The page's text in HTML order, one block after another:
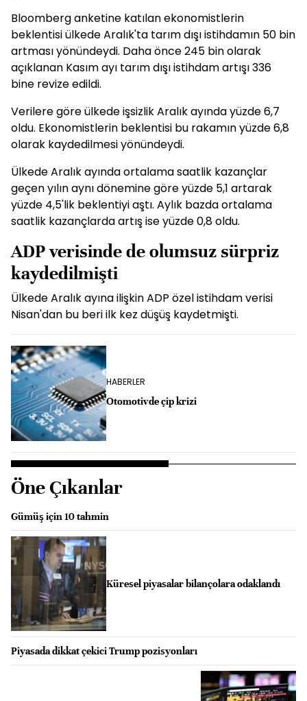
Bloomberg anketine katılan ekonomistlerin
beklentisi ülkede Aralık'ta tarım dışı istihdamın 50 bin
artması yönündeydi. Daha önce 245 bin olarak
açıklanan Kasım ayı tarım dışı istihdam artışı 336
bine revize edildi.
Verilere göre ülkede işsizlik Aralık ayında yüzde 6,7
oldu. Ekonomistlerin beklentisi bu rakamın yüzde 6,8
olarak kaydedilmesi yönündeydi.
Ülkede Aralık ayında ortalama saatlik kazançlar
geçen yılın aynı dönemine göre yüzde 5,1 artarak
yüzde 4,5'lik beklentiyi aştı. Aylık bazda ortalama
saatlik kazançlarda artış ise yüzde 0,8 oldu.
ADP verisinde de olumsuz sürpriz
kaydedilmişti
Ülkede Aralık ayına ilişkin ADP özel istihdam verisi
Nisan'dan bu beri ilk kez düşüş kaydetmişti.
HABERLER
Otomotivde çip krizi
Öne Çıkanlar
Gümüş için 10 tahmin
Küresel piyasalar bilançolara odaklandı
Piyasada dikkat çekici Trump pozisyonları